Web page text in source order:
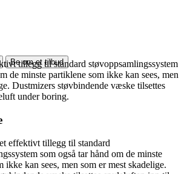
Be om et tilbud
tillegg til standard støvoppsamlingssystem
de minste partiklene som ikke kan sees, men
Dustmizers støvbindende væske tilsettes
under boring.
effektivt tillegg til standard
som også tar hånd om de minste
ikke kan sees, men som er mest skadelige.